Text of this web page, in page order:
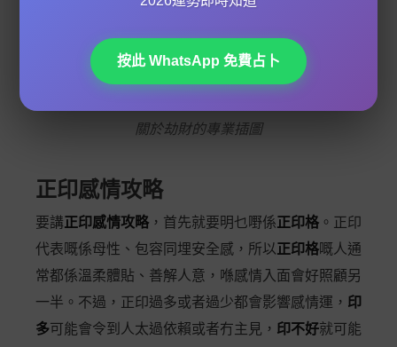
關於劫財的專業插圖
正印感情攻略
要講正印感情攻略 ，首先就要明乜嘢係正印格 。正印
代表嘅係母性、包容同埋安全感，所以正印格嘅人通
常都係溫柔體貼、善解人意，喺感情入面會好照顧另
一半。不過，正印過多或者過少都會影響感情運， 印
多可能會令到人太過依賴或者冇主見， 印不好就可能
按此 WhatsApp 免費占卜